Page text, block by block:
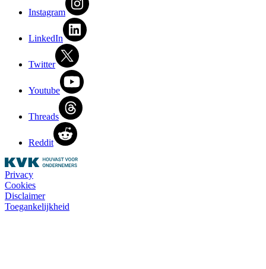
Instagram
LinkedIn
Twitter
Youtube
Threads
Reddit
Privacy
Cookies
Disclaimer
Toegankelijkheid